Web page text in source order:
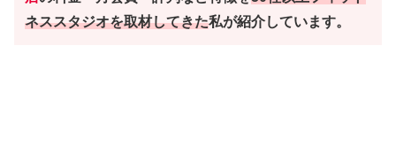
ネススタジオを取材してきた私が紹介しています。